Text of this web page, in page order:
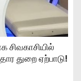
துறை ஏற்பாடு!